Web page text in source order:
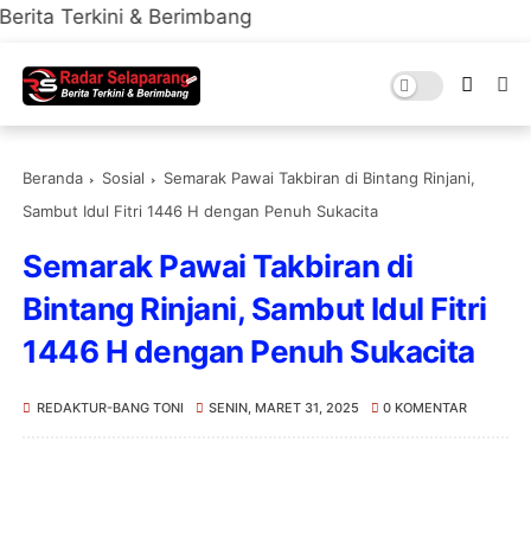
& Berimbang
Beranda Sosial
Semarak Pawai Takbiran di Bintang Rinjani,
Sambut Idul Fitri 1446 H dengan Penuh Sukacita
Semarak Pawai Takbiran di
Bintang Rinjani, Sambut Idul Fitri
1446 H dengan Penuh Sukacita
REDAKTUR-BANG TONI SENIN, MARET 31, 2025 0 KOMENTAR